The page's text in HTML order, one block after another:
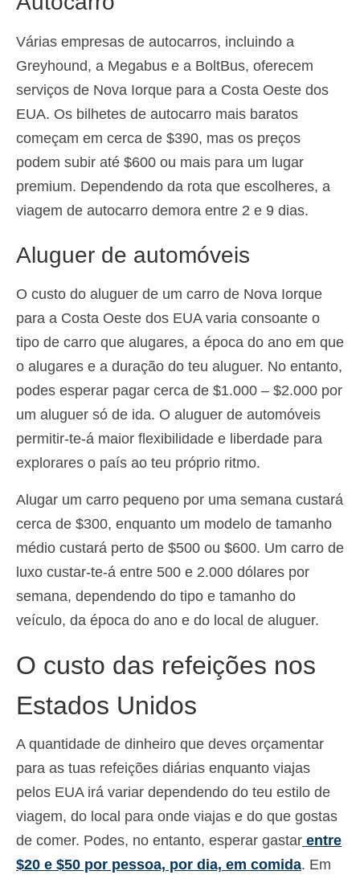
Várias empresas de autocarros, incluindo a
Greyhound, a Megabus e a BoltBus, oferecem
serviços de Nova Iorque para a Costa Oeste dos
EUA. Os bilhetes de autocarro mais baratos
começam em cerca de $390, mas os preços
podem subir até $600 ou mais para um lugar
premium. Dependendo da rota que escolheres, a
viagem de autocarro demora entre 2 e 9 dias.
Aluguer de automóveis
O custo do aluguer de um carro de Nova Iorque
para a Costa Oeste dos EUA varia consoante o
tipo de carro que alugares, a época do ano em que
o alugares e a duração do teu aluguer. No entanto,
podes esperar pagar cerca de $1.000 – $2.000 por
um aluguer só de ida. O aluguer de automóveis
permitir-te-á maior flexibilidade e liberdade para
explorares o país ao teu próprio ritmo.
Alugar um carro pequeno por uma semana custará
cerca de $300, enquanto um modelo de tamanho
médio custará perto de $500 ou $600. Um carro de
luxo custar-te-á entre 500 e 2.000 dólares por
semana, dependendo do tipo e tamanho do
veículo, da época do ano e do local de aluguer.
O custo das refeições nos
Estados Unidos
A quantidade de dinheiro que deves orçamentar
para as tuas refeições diárias enquanto viajas
pelos EUA irá variar dependendo do teu estilo de
viagem, do local para onde viajas e do que gostas
de comer. Podes, no entanto, esperar gastar entre
$20 e $50 por pessoa, por dia, em comida. Em